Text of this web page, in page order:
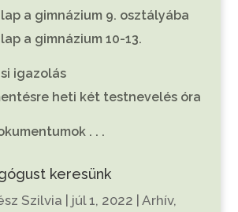
a gimnázium 9. osztályába
a gimnázium 10-13.
igazolás
heti két testnevelés óra
. . .
keresünk
Szilvia | júl 1, 2022 | Arhív,